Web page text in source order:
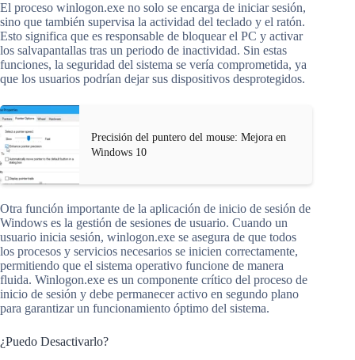
El proceso winlogon.exe no solo se encarga de iniciar sesión,
sino que también supervisa la actividad del teclado y el ratón.
Esto significa que es responsable de bloquear el PC y activar
los salvapantallas tras un periodo de inactividad. Sin estas
funciones, la seguridad del sistema se vería comprometida, ya
que los usuarios podrían dejar sus dispositivos desprotegidos.
Precisión del puntero del mouse: Mejora en
Windows 10
Otra función importante de la aplicación de inicio de sesión de
Windows es la gestión de sesiones de usuario. Cuando un
usuario inicia sesión, winlogon.exe se asegura de que todos
los procesos y servicios necesarios se inicien correctamente,
permitiendo que el sistema operativo funcione de manera
fluida. Winlogon.exe es un componente crítico del proceso de
inicio de sesión y debe permanecer activo en segundo plano
para garantizar un funcionamiento óptimo del sistema.
¿Puedo Desactivarlo?